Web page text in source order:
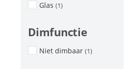
Glas (1)
Dimfunctie
Niet dimbaar (1)